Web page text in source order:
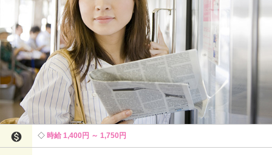
 時給 1,400円 ～ 1,750円